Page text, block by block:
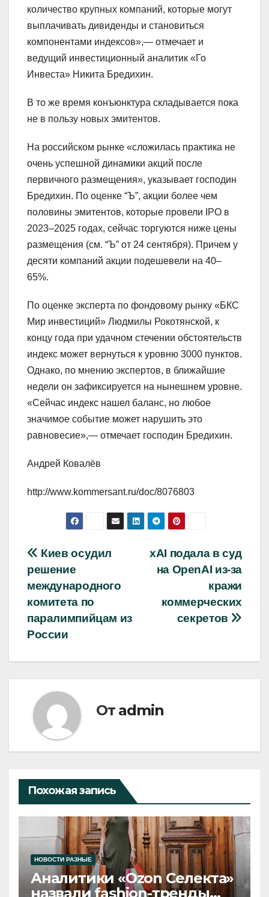
количество крупных компаний, которые могут
выплачивать дивиденды и становиться
компонентами индексов»,— отмечает и
ведущий инвестиционный аналитик «Го
Инвеста» Никита Бредихин.
В то же время конъюнктура складывается пока
не в пользу новых эмитентов.
На российском рынке «сложилась практика не
очень успешной динамики акций после
первичного размещения», указывает господин
Бредихин. По оценке “Ъ”, акции более чем
половины эмитентов, которые провели IPO в
2023–2025 годах, сейчас торгуются ниже цены
размещения (см. “Ъ” от 24 сентября). Причем у
десяти компаний акции подешевели на 40–
65%.
По оценке эксперта по фондовому рынку «БКС
Мир инвестиций» Людмилы Рокотянской, к
концу года при удачном стечении обстоятельств
индекс может вернуться к уровню 3000 пунктов.
Однако, по мнению экспертов, в ближайшие
недели он зафиксируется на нынешнем уровне.
«Сейчас индекс нашел баланс, но любое
значимое событие может нарушить это
равновесие»,— отмечает господин Бредихин.
Андрей Ковалёв
http://www.kommersant.ru/doc/8076803
Навигация
по
записям
xAI подала в суд
на OpenAI из-за
кражи
коммерческих
секретов
Киев осудил
решение
международного
комитета по
паралимпийцам из
России
От admin
Похожая запись
НОВОСТИ РАЗНЫЕ
Аналитики «Ozon Селекта»
назвали fashion-тренды